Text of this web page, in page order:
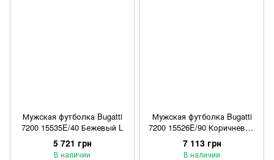
Мужская футболка Bugatti
7200 15535E/40 Бежевый L
5 721 грн
В наличии
Мужская футболка Bugatti
7200 15526E/90 Коричневый
4XL
7 113 грн
В наличии